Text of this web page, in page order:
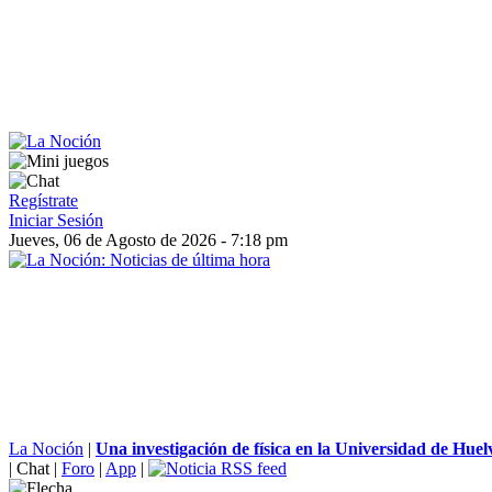
Regístrate
Iniciar Sesión
Jueves, 06 de Agosto de 2026 - 7:18 pm
La Noción | Una investigación de física en la Universidad de
| Chat | Foro | App |